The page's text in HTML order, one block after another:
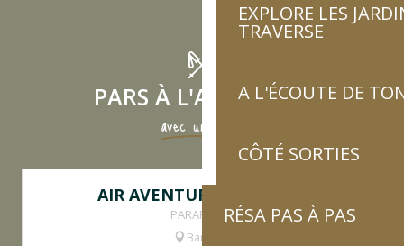
EXPLORE LES
TRAVERSE
A L'ÉCOUTE DE
CÔTÉ SORTIES
RÉSA PAS À PAS
PARS À L'AVENTURE
avec un guide
AIR AVENTURE PYRÉNÉES
PARAPENTE
Barèges